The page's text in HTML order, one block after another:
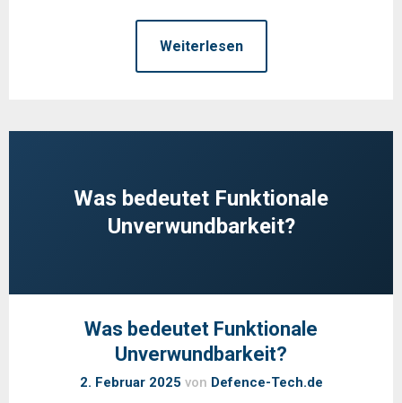
Weiterlesen
Was bedeutet Funktionale
Unverwundbarkeit?
Was bedeutet Funktionale
Unverwundbarkeit?
2. Februar 2025 von Defence-Tech.de